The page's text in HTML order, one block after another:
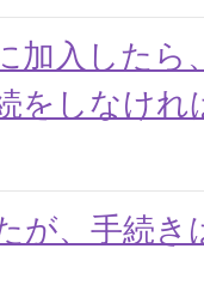
加入したら
をしなけ
が、手続き